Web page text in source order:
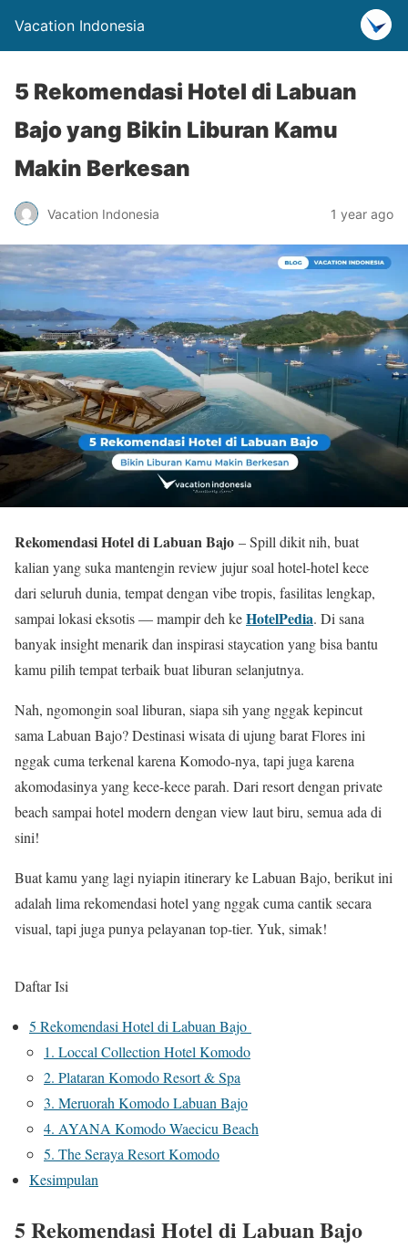
Vacation Indonesia
5 Rekomendasi Hotel di Labuan
Bajo yang Bikin Liburan Kamu
Makin Berkesan
Vacation Indonesia 1 year ago
Rekomendasi Hotel di Labuan Bajo – Spill dikit nih, buat
kalian yang suka mantengin review jujur soal hotel-hotel kece
dari seluruh dunia, tempat dengan vibe tropis, fasilitas lengkap,
sampai lokasi eksotis — mampir deh keHotelPedia. Di sana
banyak insight menarik dan inspirasi staycation yang bisa bantu
kamu pilih tempat terbaik buat liburan selanjutnya.
Nah, ngomongin soal liburan, siapa sih yang nggak kepincut
sama Labuan Bajo? Destinasi wisata di ujung barat Flores ini
nggak cuma terkenal karena Komodo-nya, tapi juga karena
akomodasinya yang kece-kece parah. Dari resort dengan private
beach sampai hotel modern dengan view laut biru, semua ada di
sini!
Buat kamu yang lagi nyiapin itinerary ke Labuan Bajo, berikut ini
adalah lima rekomendasi hotel yang nggak cuma cantik secara
visual, tapi juga punya pelayanan top-tier. Yuk, simak!
Daftar Isi
5 Rekomendasi Hotel di Labuan Bajo
1. Loccal Collection Hotel Komodo
2. Plataran Komodo Resort & Spa
3. Meruorah Komodo Labuan Bajo
4. AYANA Komodo Waecicu Beach
5. The Seraya Resort Komodo
Kesimpulan
5 Rekomendasi Hotel di Labuan Bajo